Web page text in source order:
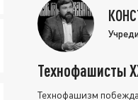
Технофашисты
Технофашизм